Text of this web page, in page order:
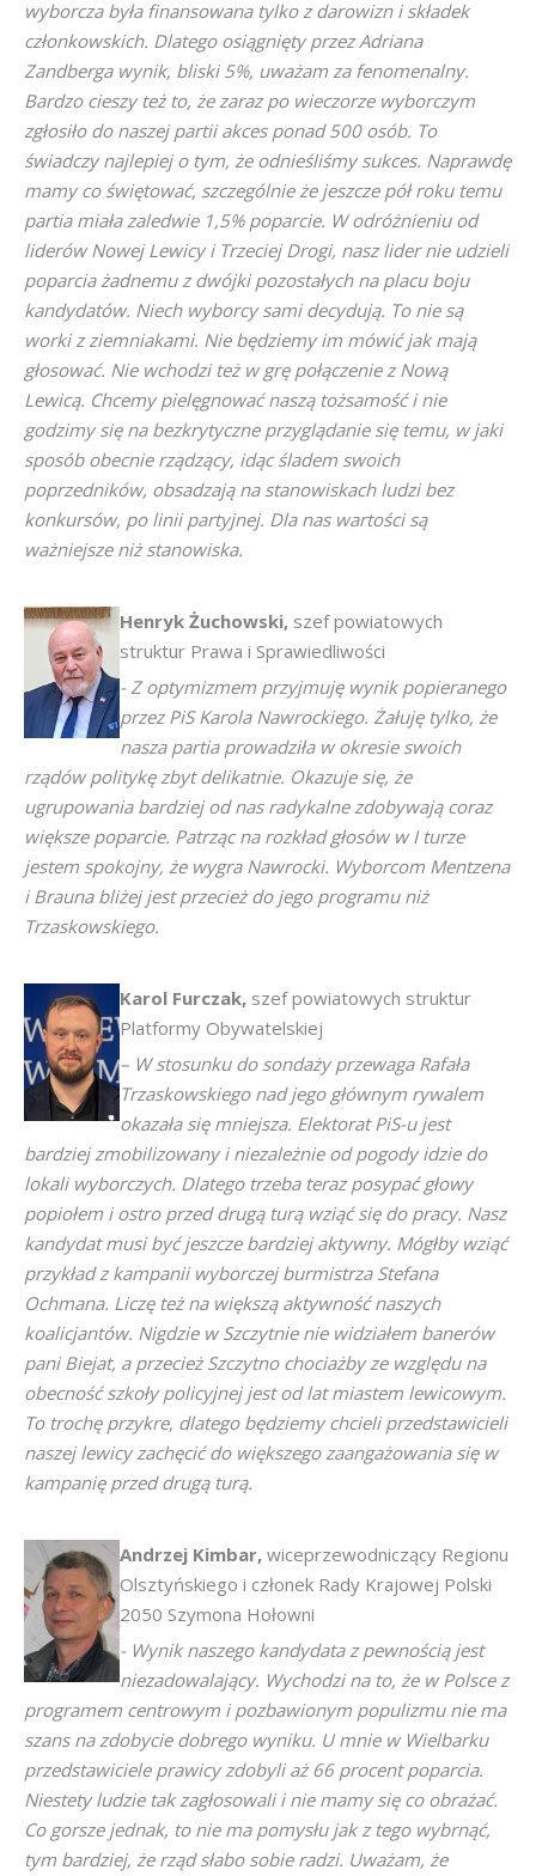
wyborcza była finansowana tylko z darowizn i składek
członkowskich. Dlatego osiągnięty przez Adriana
Zandberga wynik, bliski 5%, uważam za fenomenalny.
Bardzo cieszy też to, że zaraz po wieczorze wyborczym
zgłosiło do naszej partii akces ponad 500 osób. To
świadczy najlepiej o tym, że odnieśliśmy sukces. Naprawdę
mamy co świętować, szczególnie że jeszcze pół roku temu
partia miała zaledwie 1,5% poparcie. W odróżnieniu od
liderów Nowej Lewicy i Trzeciej Drogi, nasz lider nie udzieli
poparcia żadnemu z dwójki pozostałych na placu boju
kandydatów. Niech wyborcy sami decydują. To nie są
worki z ziemniakami. Nie będziemy im mówić jak mają
głosować. Nie wchodzi też w grę połączenie z Nową
Lewicą. Chcemy pielęgnować naszą tożsamość i nie
godzimy się na bezkrytyczne przyglądanie się temu, w jaki
sposób obecnie rządzący, idąc śladem swoich
poprzedników, obsadzają na stanowiskach ludzi bez
konkursów, po linii partyjnej. Dla nas wartości są
ważniejsze niż stanowiska.
Henryk Żuchowski, szef powiatowych
struktur Prawa i Sprawiedliwości
- Z optymizmem przyjmuję wynik popieranego
przez PiS Karola Nawrockiego. Żałuję tylko, że
nasza partia prowadziła w okresie swoich
rządów politykę zbyt delikatnie. Okazuje się, że
ugrupowania bardziej od nas radykalne zdobywają coraz
większe poparcie. Patrząc na rozkład głosów w I turze
jestem spokojny, że wygra Nawrocki. Wyborcom Mentzena
i Brauna bliżej jest przecież do jego programu niż
Trzaskowskiego.
Karol Furczak, szef powiatowych struktur
Platformy Obywatelskiej
– W stosunku do sondaży przewaga Rafała
Trzaskowskiego nad jego głównym rywalem
okazała się mniejsza. Elektorat PiS-u jest
bardziej zmobilizowany i niezależnie od pogody idzie do
lokali wyborczych. Dlatego trzeba teraz posypać głowy
popiołem i ostro przed drugą turą wziąć się do pracy. Nasz
kandydat musi być jeszcze bardziej aktywny. Mógłby wziąć
przykład z kampanii wyborczej burmistrza Stefana
Ochmana. Liczę też na większą aktywność naszych
koalicjantów. Nigdzie w Szczytnie nie widziałem banerów
pani Biejat, a przecież Szczytno chociażby ze względu na
obecność szkoły policyjnej jest od lat miastem lewicowym.
To trochę przykre, dlatego będziemy chcieli przedstawicieli
naszej lewicy zachęcić do większego zaangażowania się w
kampanię przed drugą turą.
Andrzej Kimbar, wiceprzewodniczący Regionu
Olsztyńskiego i członek Rady Krajowej Polski
2050 Szymona Hołowni
- Wynik naszego kandydata z pewnością jest
niezadowalający. Wychodzi na to, że w Polsce z
programem centrowym i pozbawionym populizmu nie ma
szans na zdobycie dobrego wyniku. U mnie w Wielbarku
przedstawiciele prawicy zdobyli aż 66 procent poparcia.
Niestety ludzie tak zagłosowali i nie mamy się co obrażać.
Co gorsze jednak, to nie ma pomysłu jak z tego wybrnąć,
tym bardziej, że rząd słabo sobie radzi. Uważam, że